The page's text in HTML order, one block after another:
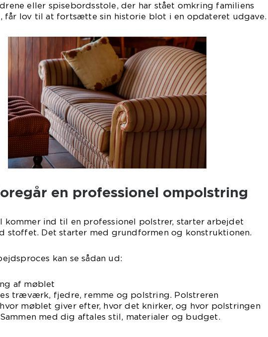
eller spisebordsstole, der har stået omkring familiens
får lov til at fortsætte sin historie blot i en opdateret udgave.
en professionel ompolstring
kommer ind til en professionel polstrer, starter arbejdet
stoffet. Det starter med grundformen og konstruktionen.
kan se sådan ud:
af møblet
træværk, fjedre, remme og polstring. Polstreren
møblet giver efter, hvor det knirker, og hvor polstringen
med dig aftales stil, materialer og budget.